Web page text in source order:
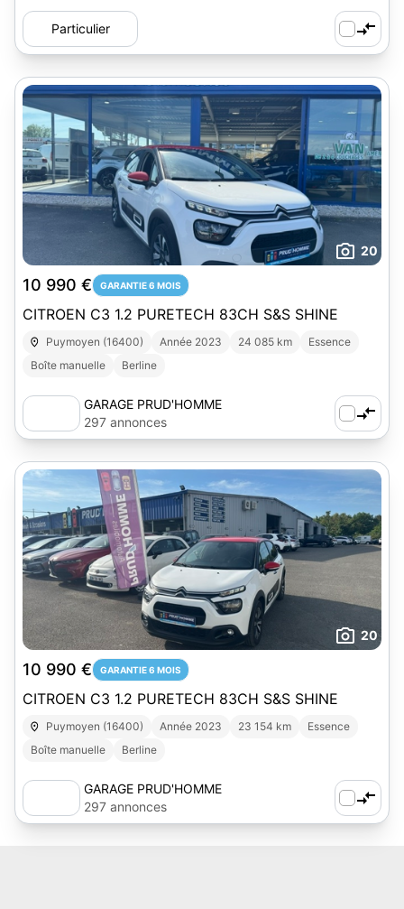
Particulier
20
10 990 € GARANTIE 6 MOIS
CITROEN C3 1.2 PURETECH 83CH S&S SHINE
Puymoyen (16400) Année 2023 24 085 km
Essence
Boîte manuelle
Berline
GARAGE PRUD'HOMME
297 annonces
20
10 990 € GARANTIE 6 MOIS
CITROEN C3 1.2 PURETECH 83CH S&S SHINE
Puymoyen (16400) Année 2023 23 154 km
Essence
Boîte manuelle
Berline
GARAGE PRUD'HOMME
297 annonces